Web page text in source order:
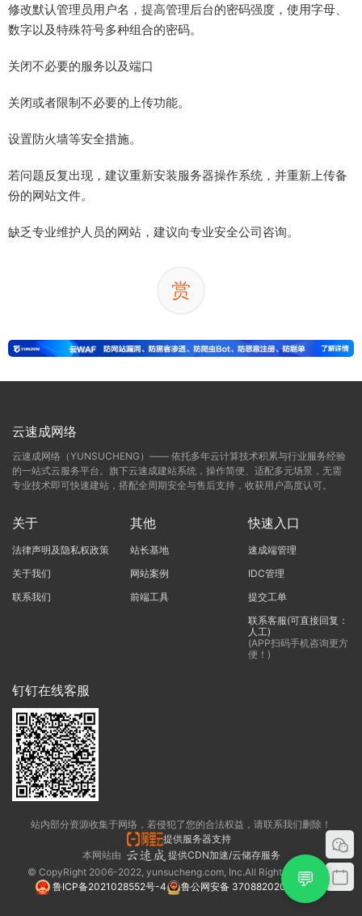
修改默认管理员用户名，提高管理后台的密码强度，使用字母、
数字以及特殊符号多种组合的密码。
关闭不必要的服务以及端口
关闭或者限制不必要的上传功能。
设置防火墙等安全措施。
若问题反复出现，建议重新安装服务器操作系统，并重新上传备
份的网站文件。
缺乏专业维护人员的网站，建议向专业安全公司咨询。
赏
云速成网络
云速成网络（YUNSUCHENG）—— 依托多年云计算技术积累与行业服务经验
的一站式云服务平台。旗下云速成建站系统，操作简便、适配多元场景，无需
专业技术即可快速建站，搭配全周期安全与售后支持，收获用户高度认可。
关于
法律声明及隐私权政策
关于我们
联系我们
其他
站长基地
网站案例
前端工具
快速入口
速成端管理
IDC管理
提交工单
联系客服(可直接回复：
人工)
(APP扫码手机咨询更方
便！)
钉钉在线客服
站内部分资源收集于网络，若侵犯了您的合法权益，请联系我们删除！
提供服务器支持
本网站由
提供CDN加速/云储存服务
© CopyRight 2006-2022, yunsucheng.com, Inc.All Rights Reserved.
鲁ICP备2021028552号-4
鲁公网安备 37088202000325号
💬